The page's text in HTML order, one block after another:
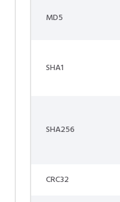
MD5
SHA1
SHA256
CRC32